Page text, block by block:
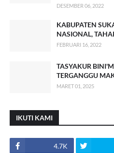
DESEMBER 06, 2022
KABUPATEN
NASIONAL,
FEBRUARI 16, 2022
TASYAKUR
TERGANGGU
MARET 01, 2025
IKUTI KAMI
4.7K